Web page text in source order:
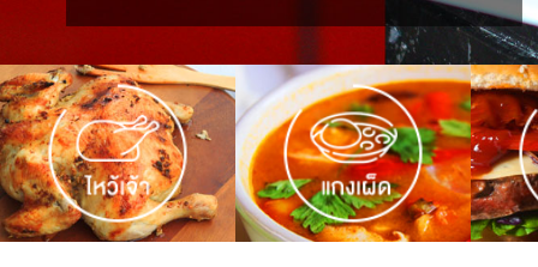
ชั่งตวงเนย